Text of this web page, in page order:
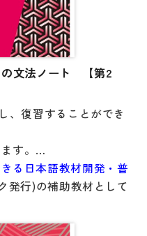
文法ノート 【第2
、復習することができ
す。
発行)の補助教材として
もおススメです。
る日本語教材開発・普